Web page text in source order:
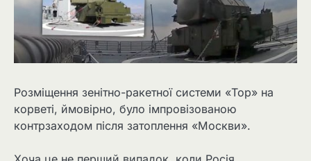
Розміщення зенітно-ракетної системи «Тор» на
корветі, ймовірно, було імпровізованою
контрзаходом після затоплення «Москви».